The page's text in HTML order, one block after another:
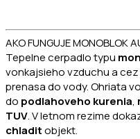
AKO FUNGUJE MONOBLOK
Tepelne cerpadlo typu
vonkajsieho vzduchu a
prenasa do vody. Ohriata
do podlahoveho kurenia,
TUV. V letnom rezime
chladitobjekt.